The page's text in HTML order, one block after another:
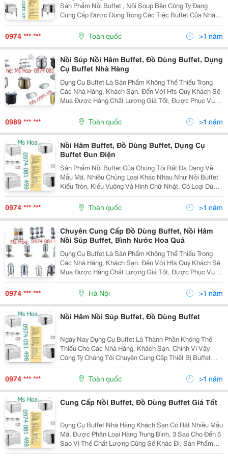
Sản Phẩm Nồi Buffet , Nồi Soup Bên Công Ty Đang
Cung Cấp Được Dùng Trong Các Tiệc Buffet Của Nhà
Hàng, Khách Sạn, Resort... - Nồi Buffet Nhập Khẩu -
Hâm Nóng Bằng Cồn Khô - Hâm Nóng Bằng Điện,
Bằng...
0974 *** *** Toàn quốc >1 năm
Nồi Súp Nồi Hâm Buffet, Đồ Dùng Buffet, Dụng
Cụ Buffet Nhà Hàng
Dụng Cụ Buffet Là Sản Phẩm Không Thể Thiếu Trong
Các Nhà Hàng, Khách Sạn. Đến Với Hfs Quý Khách Sẽ
Mua Được Hàng Chất Lượng Giá Tốt, Được Phục Vụ
Chu Đáo Bởi Đội Ngũ Nhân Viên Chuyên Nghiệp, Đáp
Ứng Tất Cả Các Yêu Cầu Khách Đưa Ra. Để Được Tư
Vấn Chi...
0989 *** *** Toàn quốc >1 năm
Nồi Hâm Buffet, Đồ Dùng Buffet, Dụng Cụ
Buffet Đun Điện
Sản Phẩm Nồi Buffet Của Chúng Tôi Rất Đa Dạng Về
Mẫu Mã, Nhiều Chủng Loại Khác Nhau Như Nồi Buffet
Kiểu Tròn, Kiểu Vuông Và Hình Chữ Nhật. Có Loại Dùng
Điện, Có Loại Dùng Cồn... Nhằm Đáp Ứng Được Mọi
Nhu Cầu Của Quý Khách.ngoài Ra Chúng Tôi Còn Có...
0974 *** *** Toàn quốc >1 năm
Chuyên Cung Cấp Đồ Dùng Buffet, Nồi Hâm
Nồi Súp Buffet, Bình Nước Hoa Quả
Dụng Cụ Buffet Là Sản Phẩm Không Thể Thiếu Trong
Các Nhà Hàng, Khách Sạn. Đến Với Hfs Quý Khách Sẽ
Mua Được Hàng Chất Lượng Giá Tốt, Được Phục Vụ
Chu Đáo Bởi Đội Ngũ Nhân Viên Chuyên Nghiệp, Đáp
Ứng Tất Cả Các Yêu Cầu Khách Đưa Ra. Để Được Tư
Vấn Chi...
0974 *** *** Hà Nội >1 năm
Nồi Hâm Nồi Súp Buffet, Đồ Dùng Buffet
Ngày Nay Dụng Cụ Buffet Là Thành Phần Không Thể
Thiếu Cho Các Nhà Hàng, Khách Sạn. Chính Vì Vậy
Công Ty Chúng Tôi Chuyên Cung Cấp Thiết Bị Buffet
Phù Hợp Với Nhà Hàng Khách Sạn Vừa Và Nhỏ Cho
Đến Nhà Hàng Khách Sạn Sang Trọng Cao Cấp. Danh
Mục Sản...
0974 *** *** Toàn quốc >1 năm
Cung Cấp Nồi Buffet, Đồ Dùng Buffet Giá Tốt
Dụng Cụ Buffet Nhà Hàng Khách Sạn Có Rất Nhiều Mẫu
Mã, Được Phân Loại Hàng Trung Bình, 3 Sao Cho Đến 5
Sao Vì Thế Chất Lượng Cũng Sẽ Khác Đi. Sản Phẩm
Nồi Buffet Do Hfs Cung Cấp Đa Số Nhập Hãng Yufeh Và